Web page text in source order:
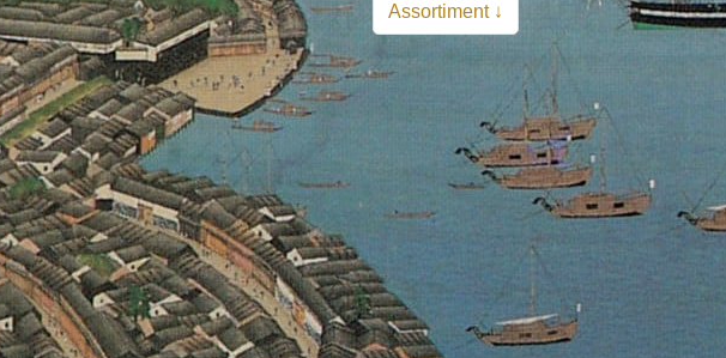
Assortiment ↓